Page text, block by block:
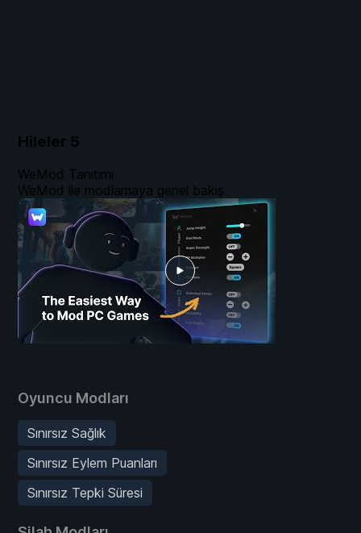
Hileler 5
Oyuncu Modları
Sınırsız Sağlık
Sınırsız Eylem Puanları
Sınırsız Tepki Süresi
WeMod Tanıtımı
WeMod ile modlamaya genel bakış